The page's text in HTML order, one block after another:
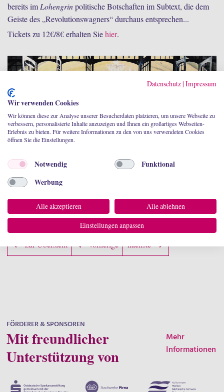
bereits imLohengrinpolitische Botschaften im Subtext, die dem
Geiste des „Revolutionswagners“ durchaus entsprechen...
Tickets zu 12€/8€ erhalten Siehier.
zur Übersicht vorherige nächste
FÖRDERER & SPONSOREN
Mit freundlicher
Unterstützung von
Mehr
Informationen
Datenschutz | Impressum
Wir verwenden Cookies
Wir können diese zur Analyse unserer Besucherdaten platzieren, um unsere Webseite zu
verbessern, personalisierte Inhalte anzuzeigen und Ihnen ein großartiges Webseiten-
Erlebnis zu bieten. Für weitere Informationen zu den von uns verwendeten Cookies
öffnen Sie die Einstellungen.
Notwendig
Funktional
Werbung
Alle akzeptieren
Alle ablehnen
Einstellungen anpassen